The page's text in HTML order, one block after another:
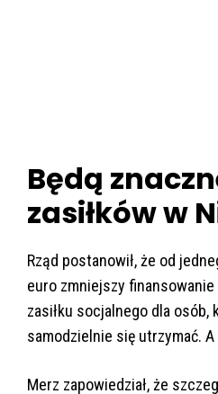
Będą
zasiłków w
Rząd postanowił, że od
euro zmniejszy
zasiłku socjalnego dla
samodzielnie się utrzymać.
Merz zapowiedział, że